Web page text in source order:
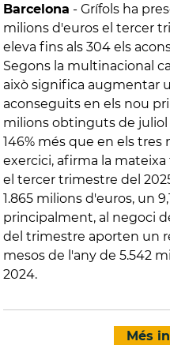
Barcelona - Grífols ha
milions d'euros el tercer
eleva fins als 304 els
Segons la multinacional
això significa augmentar
aconseguits en els nou
milions obtinguts de
146% més que en els
exercici, afirma la mateixa
el tercer trimestre del
1.865 milions d'euros, un
principalment, al negoci
del trimestre aporten un
mesos de l'any de 5.542
2024.
Més